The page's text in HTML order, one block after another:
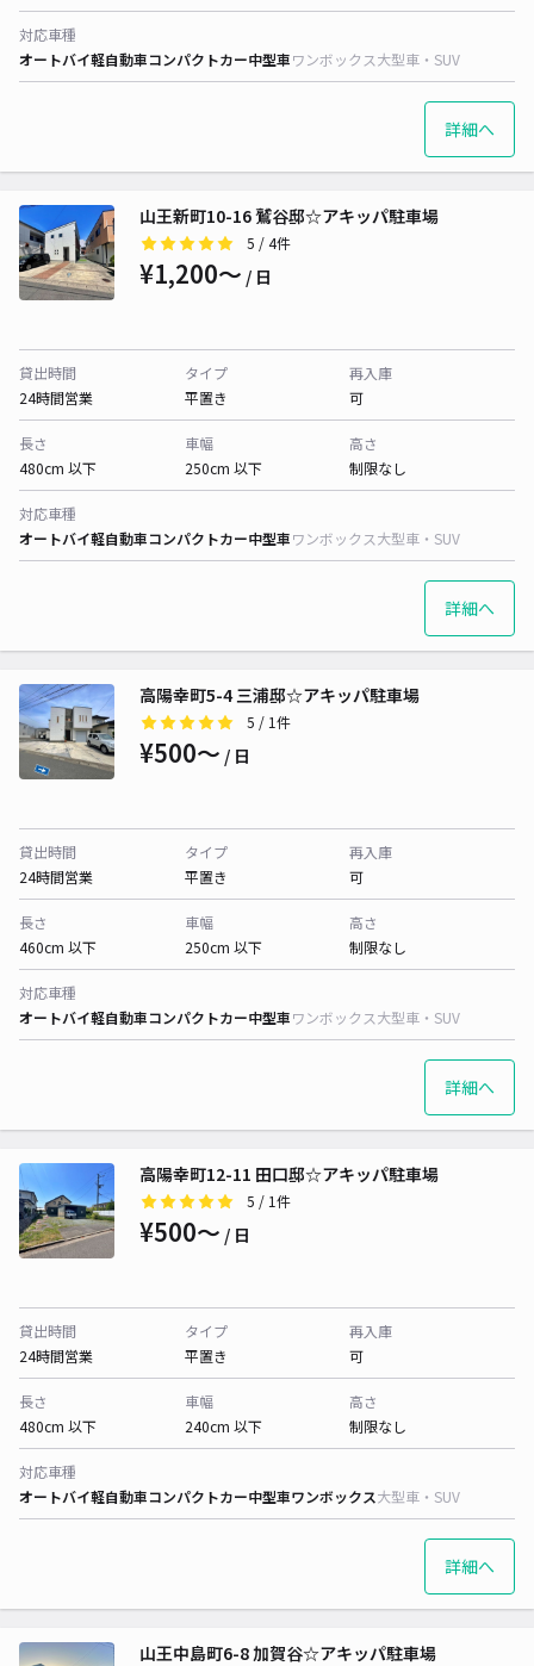
対応車種
オートバイ軽自動車コンパクトカー中型車ワンボックス大型車・SUV
詳細へ
山王新町10-16 鷲谷邸☆アキッパ駐車場
5 / 4件
¥1,200〜 / 日
貸出時間
24時間営業
タイプ
平置き
再入庫
可
長さ
480cm 以下
車幅
250cm 以下
高さ
制限なし
対応車種
オートバイ軽自動車コンパクトカー中型車ワンボックス大型車・SUV
詳細へ
高陽幸町5-4 三浦邸☆アキッパ駐車場
5 / 1件
¥500〜 / 日
貸出時間
24時間営業
タイプ
平置き
再入庫
可
長さ
460cm 以下
車幅
250cm 以下
高さ
制限なし
対応車種
オートバイ軽自動車コンパクトカー中型車ワンボックス大型車・SUV
詳細へ
高陽幸町12-11 田口邸☆アキッパ駐車場
5 / 1件
¥500〜 / 日
貸出時間
24時間営業
タイプ
平置き
再入庫
可
長さ
480cm 以下
車幅
240cm 以下
高さ
制限なし
対応車種
オートバイ軽自動車コンパクトカー中型車ワンボックス大型車・SUV
詳細へ
山王中島町6-8 加賀谷☆アキッパ駐車場